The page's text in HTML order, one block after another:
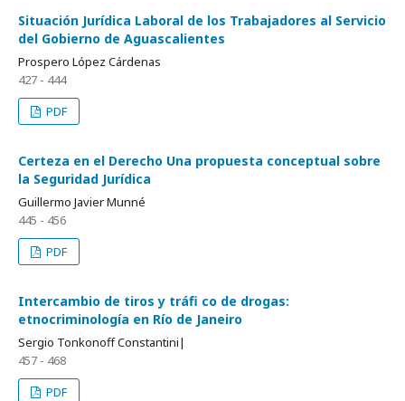
Situación Jurídica Laboral de los Trabajadores al Servicio
del Gobierno de Aguascalientes
Prospero López Cárdenas
427 - 444
PDF
Certeza en el Derecho Una propuesta conceptual sobre
la Seguridad Jurídica
Guillermo Javier Munné
445 - 456
PDF
Intercambio de tiros y tráﬁ co de drogas:
etnocriminología en Río de Janeiro
Sergio Tonkonoff Constantini|
457 - 468
PDF